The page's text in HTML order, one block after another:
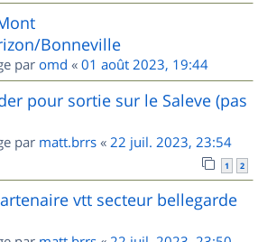
Bonneville
par omd « 01 août 2023, 19:44
pour sortie sur le Saleve (pas
par matt.brrs « 22 juil. 2023, 23:54
1 2
vtt secteur bellegarde